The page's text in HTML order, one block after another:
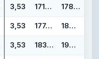
3,53 171,04 178,10
3,53 177,39 184,45
3,53 183,74 190,80